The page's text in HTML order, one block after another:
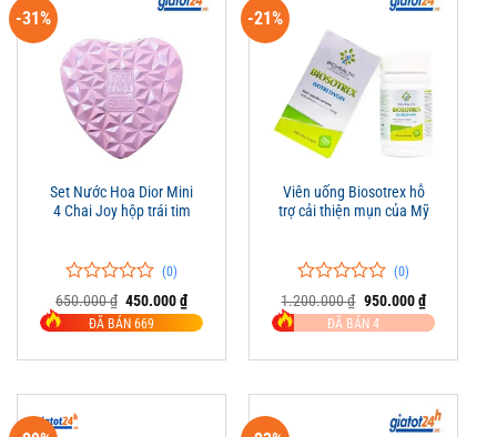
-31%
Set Nước Hoa Dior Mini
4 Chai Joy hộp trái tim
0
trên
5
0
(0)
650.000₫ Giá
gốc
là:
450.000₫Giá
hiện
tại
450.000 ₫.
ĐÃ BÁN 669
-21%
Viên uống Biosotrex hỗ
trợ cải thiện mụn của Mỹ
0
trên
5
0
(0)
1.200.000₫ Giá
gốc
là:
950.000₫Giá
hiện
tại
950.000 ₫.
ĐÃ BÁN 4